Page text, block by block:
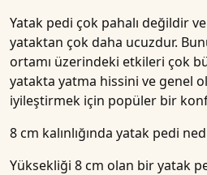
Yatak pedi çok pahalı değildir
yataktan çok daha ucuzdur.
ortamı üzerindeki etkileri çok
yatakta yatma hissini ve genel
iyileştirmek için popüler bir
8 cm kalınlığında yatak pedi
Yüksekliği 8 cm olan bir yatak